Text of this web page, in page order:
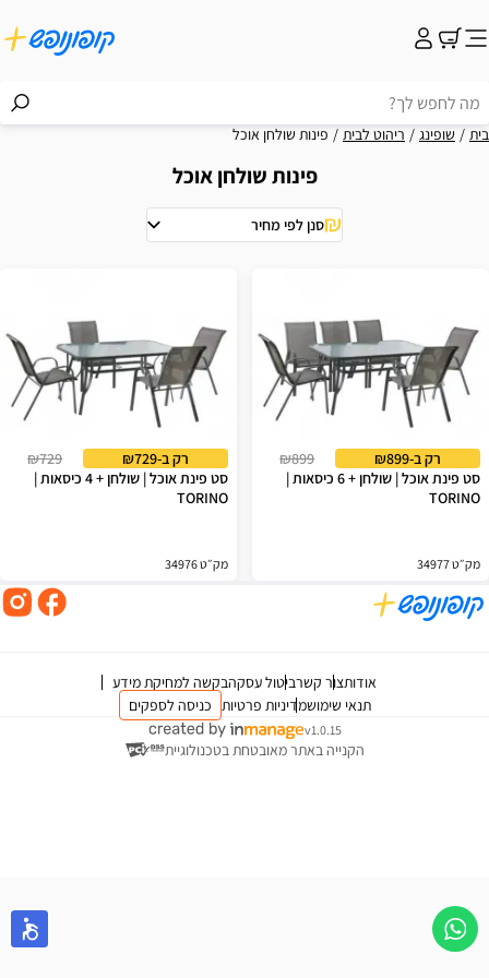
בית שופינג ריהוט לבית פינות שולחן אוכל
פינות שולחן אוכל
סנן לפי מחיר
רק ב-₪899
₪899
סט פינת אוכל | שולחן + 6 כיסאות |
TORINO
מק״ט 34977
רק ב-₪729
₪729
סט פינת אוכל | שולחן + 4 כיסאות |
TORINO
מק״ט 34976
אודותצור קשרביטול עסקהבקשה למחיקת מידע
תנאי שימושמדיניות פרטיות כניסה לספקים
v1.0.15
הקנייה באתר מאובטחת בטכנולוגיית